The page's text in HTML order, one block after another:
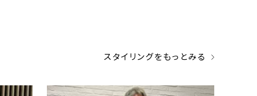
スタイリングをもっとみる